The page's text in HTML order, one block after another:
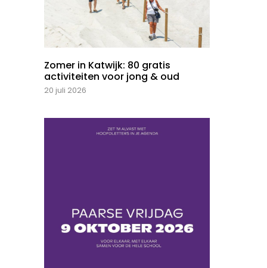
Zomer in Katwijk: 80 gratis
activiteiten voor jong & oud
20 juli 2026